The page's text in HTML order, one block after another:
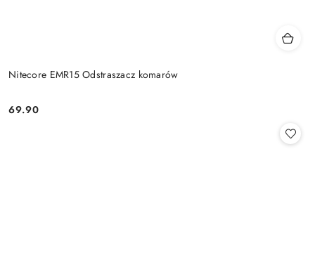
Nitecore EMR15 Odstraszacz komarów
Cena:
69.90